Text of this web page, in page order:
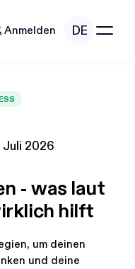
Anmelden DE
Juli 2026
- was laut
hilft
um deinen
und deine